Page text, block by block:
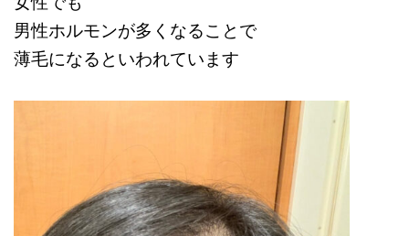
男性ホルモンが多くなることで
薄毛になるといわれています